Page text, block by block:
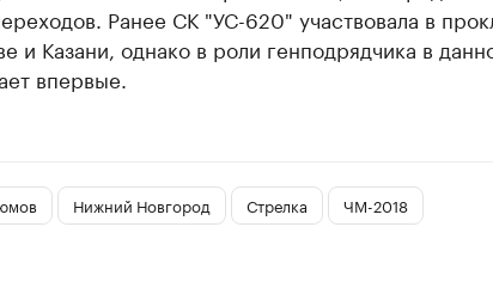
Ранее СК "УС-620" участвовала в
и Казани, однако в роли генподрядчика в
впервые.
Нижний Новгород Стрелка ЧМ-2018